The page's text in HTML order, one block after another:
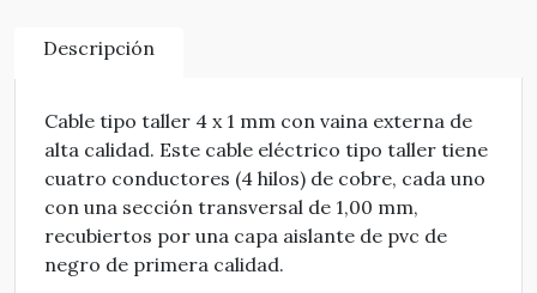
Descripción
Cable tipo taller 4 x 1 mm con vaina externa de
alta calidad. Este cable eléctrico tipo taller tiene
cuatro conductores (4 hilos) de cobre, cada uno
con una sección transversal de 1,00 mm,
recubiertos por una capa aislante de pvc de
negro de primera calidad.